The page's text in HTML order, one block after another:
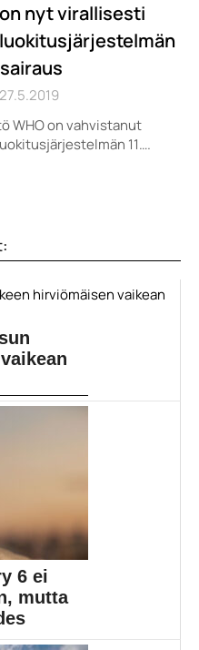
nyt virallisesti
WHO on vahvistanut
11….
Days
6 ei
mutta